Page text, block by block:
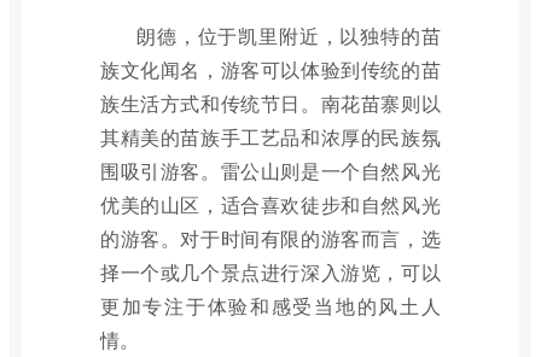
朗德，位于凯里附近，以独特的苗
族文化闻名，游客可以体验到传统的苗
族生活方式和传统节日。南花苗寨则以
其精美的苗族手工艺品和浓厚的民族氛
围吸引游客。雷公山则是一个自然风光
优美的山区，适合喜欢徒步和自然风光
的游客。对于时间有限的游客而言，选
择一个或几个景点进行深入游览，可以
更加专注于体验和感受当地的风土人
情。